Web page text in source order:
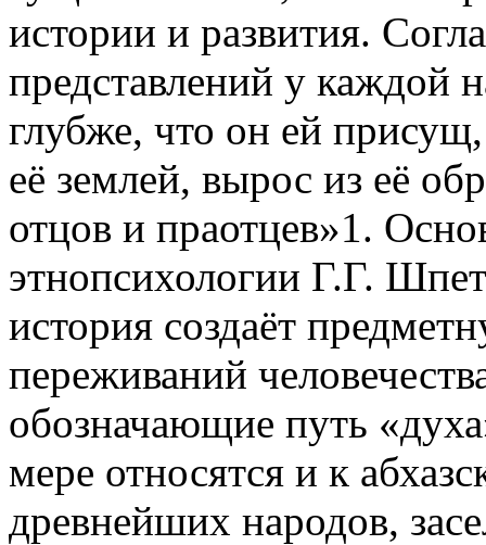
истории и развития.
представлений у каждой
глубже, что он ей
её землей, вырос из её
отцов и праотцев»1.
этнопсихологии Г.Г.
история создаёт
переживаний
обозначающие путь
мере относятся и к
древнейших народов,